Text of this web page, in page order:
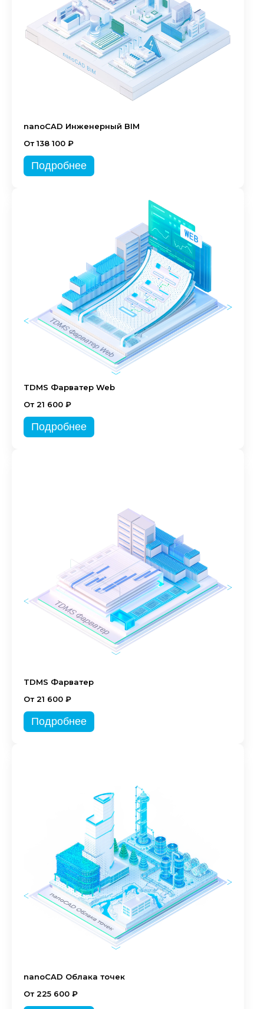
nanoCAD Инженерный BIM
От 138 100 ₽
Подробнее
TDMS Фарватер Web
От 21 600 ₽
Подробнее
TDMS Фарватер
От 21 600 ₽
Подробнее
nanoCAD Облака точек
От 225 600 ₽